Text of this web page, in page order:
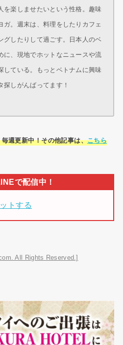
を楽しませたいという性格。趣味
ガ。週末は、料理をしたりカフェ
グしたりして過ごす。日本人のベ
に、現地でホットなニュースや流
している。もっとベトナムに興味
しがんばってます！
週更新中！その他記事は、こちら
トする
All Rights Reserved.]